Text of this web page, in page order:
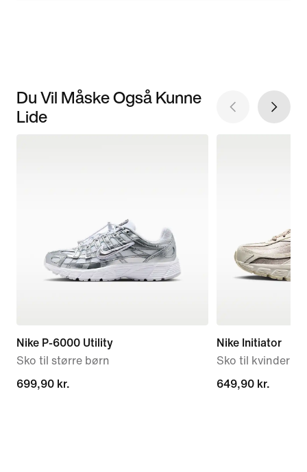
Du Vil Måske Også Kunne
Lide
Nike P-6000 Utility
Sko til større børn
699,90 kr.
699,90 kr.
Nike Initiator
Sko til kvinder
649,90 kr.
649,90 kr.